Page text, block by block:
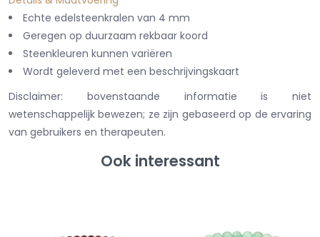
Echte edelsteenkralen van 4 mm
Geregen op duurzaam rekbaar koord
Steenkleuren kunnen variëren
Wordt geleverd met een beschrijvingskaart
Disclaimer: bovenstaande informatie is niet
wetenschappelijk bewezen; ze zijn gebaseerd op de ervaring
van gebruikers en therapeuten.
Ook interessant